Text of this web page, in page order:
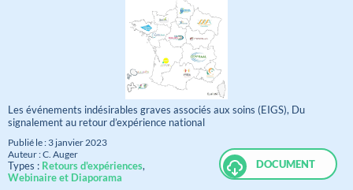
Les événements indésirables graves associés aux soins (EIGS), Du
signalement au retour d’expérience national
Publié le : 3 janvier 2023
Auteur : C. Auger
Types : Retours d'expériences,
Webinaire et Diaporama
DOCUMENT